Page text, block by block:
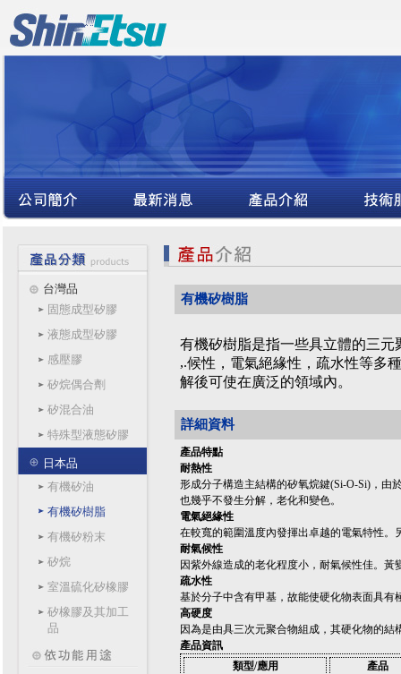
台灣品
固態成型矽膠
液態成型矽膠
感壓膠
矽烷偶合劑
矽混合油
特殊型液態矽膠
日本品
有機矽油
有機矽樹脂
有機矽粉末
矽烷
室溫硫化矽橡膠
矽橡膠及其加工
品
有機矽樹脂
有機矽樹脂是指一些具立體的三
候性，電氣絕緣性，疏水性等多
,.
解後可使在廣泛的領域內。
詳細資料
產品特點
耐熱性
形成分子構造主結構的矽氧烷鍵(Si-O-Si)，由
也幾乎不發生分解，老化和變色。
電氣絕緣性
在較寬的範圍溫度內發揮出卓越的電氣特性
耐氣候性
因紫外線造成的老化程度小，耐氣候性佳。
疏水性
基於分子中含有甲基，故能使硬化物表面具有
高硬度
因為是由具三次元聚合物組成，其硬化物的
產品資訊
類型/應用
產品